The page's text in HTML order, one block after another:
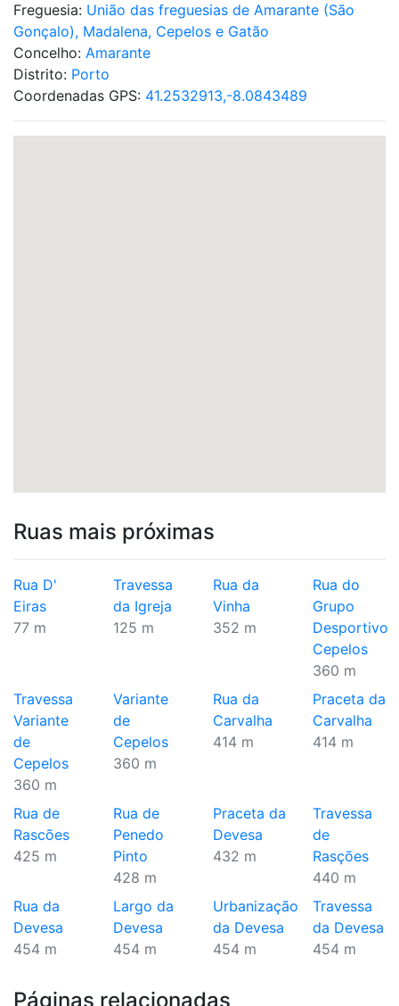
Freguesia: União das freguesias de Amarante (São
Gonçalo), Madalena, Cepelos e Gatão
Concelho: Amarante
Distrito: Porto
Coordenadas GPS: 41.2532913,-8.0843489
Ruas mais próximas
Rua D'
Eiras
77 m
Travessa
da Igreja
125 m
Rua da
Vinha
352 m
Rua do
Grupo
Desportivo
Cepelos
360 m
Travessa
Variante
de
Cepelos
360 m
Variante
de
Cepelos
360 m
Rua da
Carvalha
414 m
Praceta da
Carvalha
414 m
Rua de
Rascões
425 m
Rua de
Penedo
Pinto
428 m
Praceta da
Devesa
432 m
Travessa
de
Rasções
440 m
Rua da
Devesa
454 m
Largo da
Devesa
454 m
Urbanização
da Devesa
454 m
Travessa
da Devesa
454 m
Páginas relacionadas